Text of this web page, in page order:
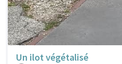
Un ilot végétalisé